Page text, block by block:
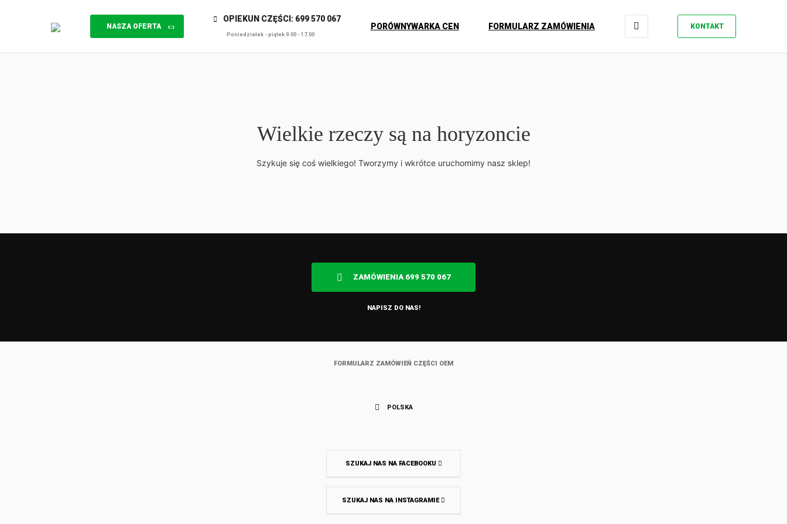
NASZA OFERTA
OPIEKUN CZĘŚCI: 699 570 067
Poniedziałek - piątek 9.00 - 17.00
PORÓWNYWARKA CEN FORMULARZ ZAMÓWIENIA KONTAKT
Wielkie rzeczy są na horyzoncie
Szykuje się coś wielkiego! Tworzymy i wkrótce uruchomimy nasz sklep!
ZAMÓWIENIA 699 570 067
NAPISZ DO NAS!
FORMULARZ ZAMÓWIEŃ CZĘŚCI OEM
POLSKA
SZUKAJ NAS NA FACEBOOKU
SZUKAJ NAS NA INSTAGRAMIE